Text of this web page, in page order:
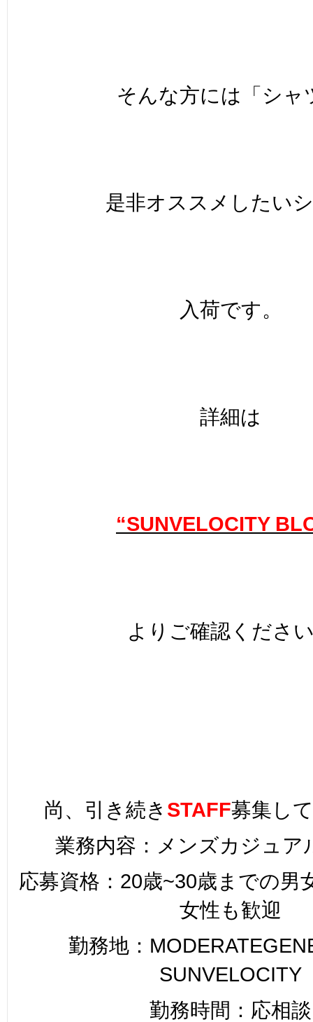
そんな方には「シャ
是非オススメしたい
入荷です。
詳細は
“SUNVELOCITY
よりご確認くださ
尚、引き続き STAFF募集し
業務内容：メンズカジュア
応募資格：20歳~30歳までの
女性も歓迎
勤務地：
SUNVELOCITY
勤務時間：応相談